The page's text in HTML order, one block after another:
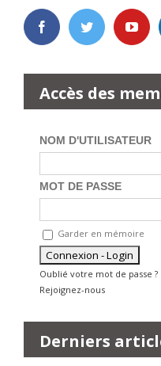
Accès des
NOM D'UTILISATEUR
MOT DE PASSE
Garder en mémoire
Oublié votre mot de passe ?
Rejoignez-nous
Derniers